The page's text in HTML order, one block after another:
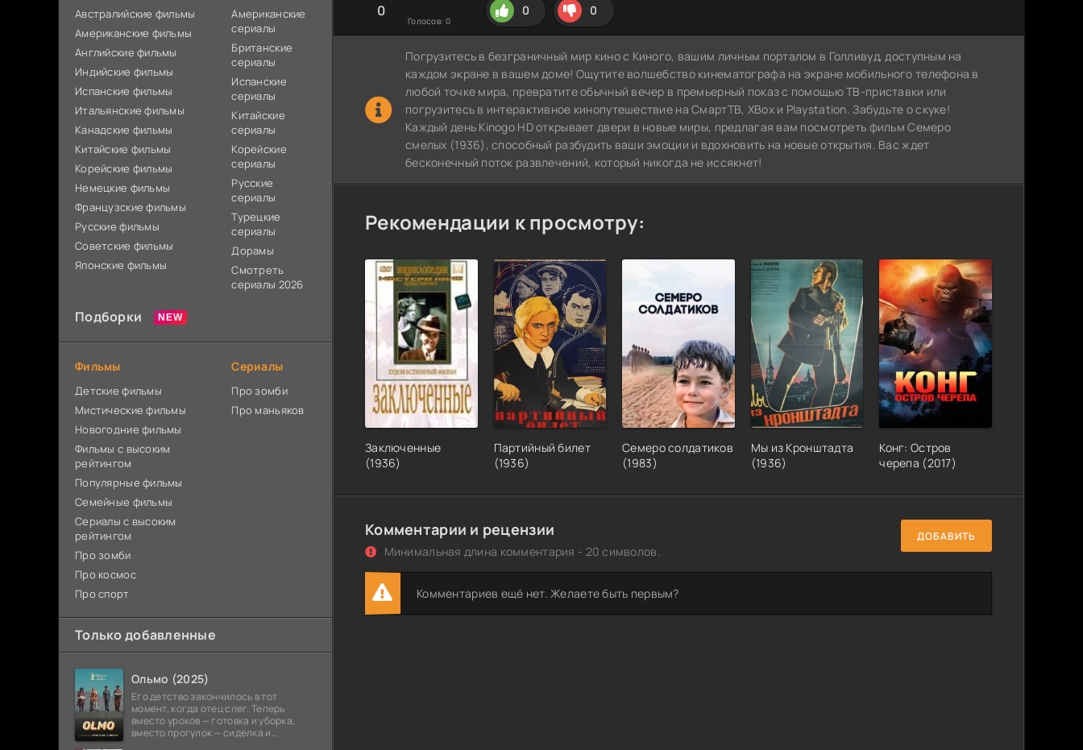
0
Голосов: 0
0 0
Погрузитесь в безграничный мир кино с Киного, вашим личным порталом в Голливуд, доступным на
каждом экране в вашем доме! Ощутите волшебство кинематографа на экране мобильного телефона в
любой точке мира, превратите обычный вечер в премьерный показ с помощью ТВ-приставки или
погрузитесь в интерактивное кинопутешествие на СмартТВ, XBox и Playstation. Забудьте о скуке!
Каждый день Kinogo HD открывает двери в новые миры, предлагая вам посмотреть фильм Семеро
смелых (1936), способный разбудить ваши эмоции и вдохновить на новые открытия. Вас ждет
бесконечный поток развлечений, который никогда не иссякнет!
Рекомендации к просмотру:
Заключенные
(1936)
Партийный билет
(1936)
Семеро солдатиков
(1983)
Мы из Кронштадта
(1936)
Конг: Остров
черепа (2017)
Комментарии и рецензии
Минимальная длина комментария - 20 символов.
ДОБАВИТЬ
Комментариев ещё нет. Желаете быть первым?
Австралийские фильмы
Американские фильмы
Английские фильмы
Индийские фильмы
Испанские фильмы
Итальянские фильмы
Канадские фильмы
Китайские фильмы
Корейские фильмы
Немецкие фильмы
Французские фильмы
Русские фильмы
Советские фильмы
Японские фильмы
Американские
сериалы
Британские
сериалы
Испанские
сериалы
Китайские
сериалы
Корейские
сериалы
Русские
сериалы
Турецкие
сериалы
Дорамы
Смотреть
сериалы 2026
Подборки
Фильмы
Детские фильмы
Мистические фильмы
Новогодние фильмы
Фильмы с высоким
рейтингом
Популярные фильмы
Семейные фильмы
Сериалы с высоким
рейтингом
Про зомби
Про космос
Про спорт
Сериалы
Про зомби
Про маньяков
Только добавленные
Ольмо (2025)
Его детство закончилось в тот
момент, когда отец слег. Теперь
вместо уроков — готовка и уборка,
вместо прогулок — сиделка и